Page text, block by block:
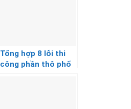
Tổng hợp 8 lỗi thi
công phần thô phổ